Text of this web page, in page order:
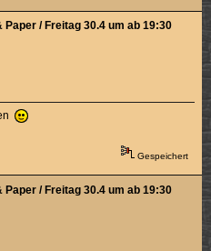
Paper / Freitag 30.4 um ab 19:30
Gespeichert
/ Freitag 30.4 um ab 19:30